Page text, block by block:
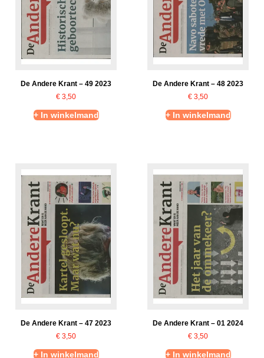
De Andere Krant – 49 2023
€ 3,50
+ In winkelmand
De Andere Krant – 48 2023
€ 3,50
+ In winkelmand
De Andere Krant – 47 2023
€ 3,50
+ In winkelmand
De Andere Krant – 01 2024
€ 3,50
+ In winkelmand